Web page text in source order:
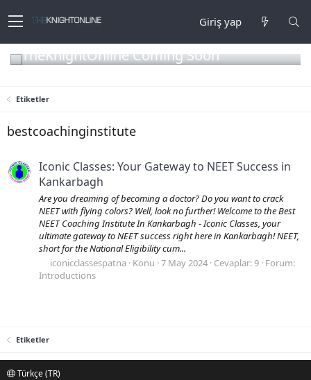
Giriş yap
TheKnightOnline Coming Soon
Etiketler
bestcoachinginstitute
Iconic Classes: Your Gateway to NEET Success in
Kankarbagh
Are you dreaming of becoming a doctor? Do you want to crack
NEET with flying colors? Well, look no further! Welcome to the Best
NEET Coaching Institute In Kankarbagh - Iconic Classes, your
ultimate gateway to NEET success right here in Kankarbagh! NEET,
short for the National Eligibility cum...
iconicclassespatna
Konu 7 May 2024 Cevaplar: 9 Forum:
Introductions
Etiketler
Türkçe (TR)